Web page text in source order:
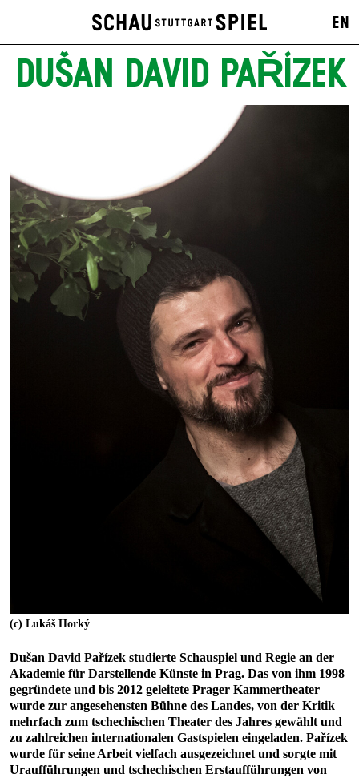
EN
DUŠAN DAVID PAŘÍZEK
(c) Lukáš Horký
Dušan David Pařízek studierte Schauspiel und Regie an der
Akademie für Darstellende Künste in Prag. Das von ihm 1998
gegründete und bis 2012 geleitete Prager Kammertheater
wurde zur angesehensten Bühne des Landes, von der Kritik
mehrfach zum tschechischen Theater des Jahres gewählt und
zu zahlreichen internationalen Gastspielen eingeladen. Pařízek
wurde für seine Arbeit vielfach ausgezeichnet und sorgte mit
Uraufführungen und tschechischen Erstaufführungen von